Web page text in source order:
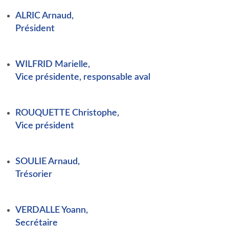
ALRIC Arnaud,
Président
WILFRID Marielle,
Vice présidente, responsable aval
ROUQUETTE Christophe,
Vice président
SOULIE Arnaud,
Trésorier
VERDALLE Yoann,
Secrétaire